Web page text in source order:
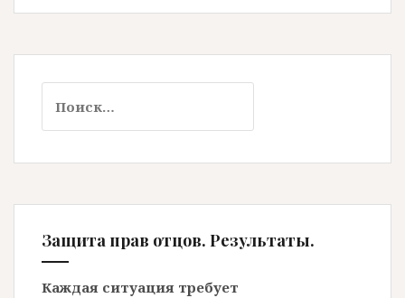
Защита прав отцов. Результаты.
Каждая ситуация требует